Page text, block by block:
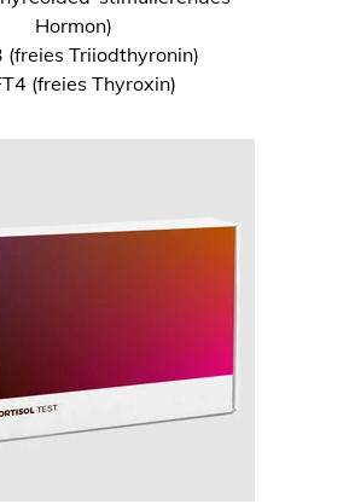
Hormon)
(freies Triiodthyronin)
(freies Thyroxin)